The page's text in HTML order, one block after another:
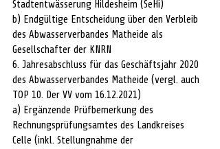
Stadtentwässerung Hildesheim (SeHi)
b) Endgültige Entscheidung über den Verbleib
des Abwasserverbandes Matheide als
Gesellschafter der KNRN
6. Jahresabschluss für das Geschäftsjahr 2020
des Abwasserverbandes Matheide (vergl. auch
TOP 10. Der VV vom 16.12.2021)
a) Ergänzende Prüfbemerkung des
Rechnungsprüfungsamtes des Landkreises
Celle (inkl. Stellungnahme der